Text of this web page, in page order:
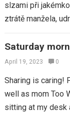
slzami při
ztrátě manžela,
Saturday
April 19, 2023 0
Sharing is caring!
well as mom Too
sitting at my desk